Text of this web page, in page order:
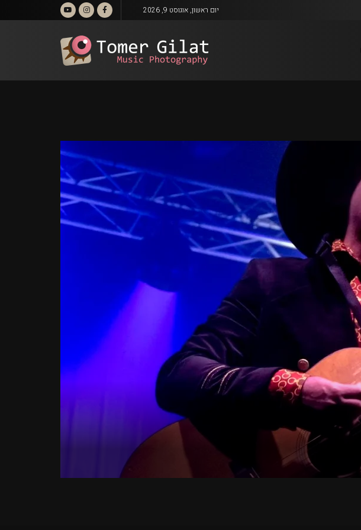
יום ראשון, אוגוסט 9, 2026